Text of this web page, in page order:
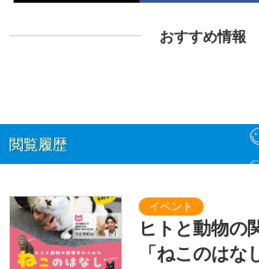
おすすめ情報
閲覧履歴
ヒトと動物の
「ねこのはな